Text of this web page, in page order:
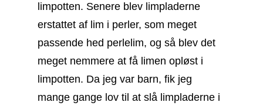
limpotten. Senere blev limpladerne
erstattet af lim i perler, som meget
passende hed perlelim, og så blev det
meget nemmere at få limen opløst i
limpotten. Da jeg var barn, fik jeg
mange gange lov til at slå limpladerne i